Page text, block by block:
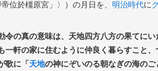
位於橿原宮」〉）の月日を、 明治時代に
令の真の意味は、天地四方八方の果てに
一軒の家に住むように仲良く暮らすこと
歌に「 天地の神にぞいのる朝なぎの海の